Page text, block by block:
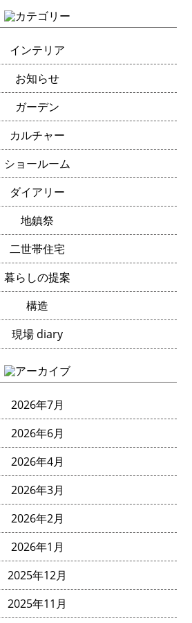
インテリア
お知らせ
ガーデン
カルチャー
ショールーム
ダイアリー
地鎮祭
二世帯住宅
暮らしの提案
構造
現場 diary
2026年7月
2026年6月
2026年4月
2026年3月
2026年2月
2026年1月
2025年12月
2025年11月